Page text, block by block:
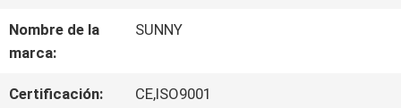
VIAJE
DE
Nombre de la
marca:
SUNNY
Certificación: CE,ISO9001